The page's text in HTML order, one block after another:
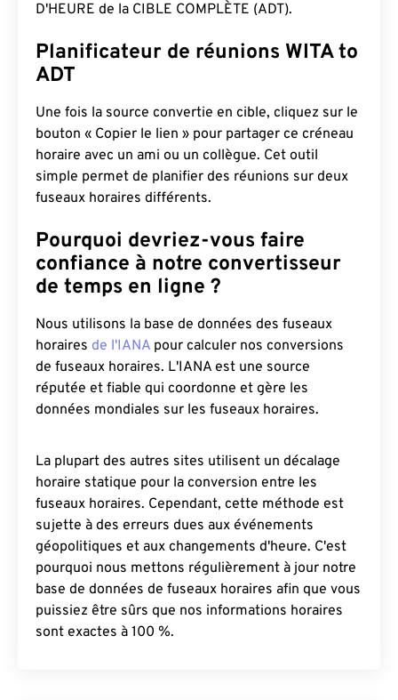
D'HEURE de la CIBLE COMPLÈTE (ADT).
Planificateur de réunions WITA to
ADT
Une fois la source convertie en cible, cliquez sur le
bouton « Copier le lien » pour partager ce créneau
horaire avec un ami ou un collègue. Cet outil
simple permet de planifier des réunions sur deux
fuseaux horaires différents.
Pourquoi devriez-vous faire
confiance à notre convertisseur
de temps en ligne ?
Nous utilisons la base de données des fuseaux
horaires de l'IANA pour calculer nos conversions
de fuseaux horaires. L'IANA est une source
réputée et fiable qui coordonne et gère les
données mondiales sur les fuseaux horaires.
La plupart des autres sites utilisent un décalage
horaire statique pour la conversion entre les
fuseaux horaires. Cependant, cette méthode est
sujette à des erreurs dues aux événements
géopolitiques et aux changements d'heure. C'est
pourquoi nous mettons régulièrement à jour notre
base de données de fuseaux horaires afin que vous
puissiez être sûrs que nos informations horaires
sont exactes à 100 %.